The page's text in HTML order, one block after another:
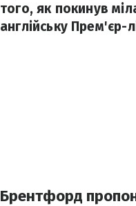
того, як покинув
англійську Прем'єр-
Брентфорд